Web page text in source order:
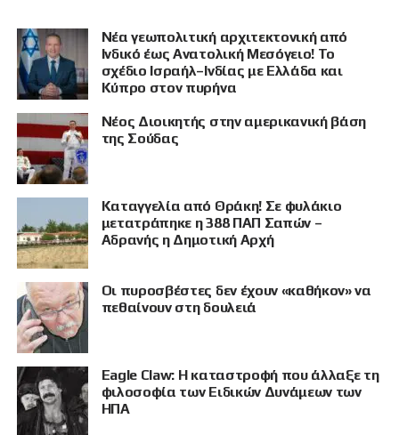
ΠΡΟΒΟΛΗ
Νέα γεωπολιτική αρχιτεκτονική από
Ινδικό έως Ανατολική Μεσόγειο! Το
σχέδιο Ισραήλ–Ινδίας με Ελλάδα και
Κύπρο στον πυρήνα
Νέος Διοικητής στην αμερικανική βάση
της Σούδας
Καταγγελία από Θράκη! Σε φυλάκιο
μετατράπηκε η 388 ΠΑΠ Σαπών –
Αδρανής η Δημοτική Αρχή
Οι πυροσβέστες δεν έχουν «καθήκον» να
πεθαίνουν στη δουλειά
Eagle Claw: Η καταστροφή που άλλαξε τη
φιλοσοφία των Ειδικών Δυνάμεων των
ΗΠΑ